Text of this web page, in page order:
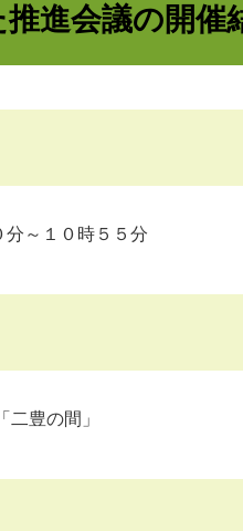
進会議の開催
～１０時５５分
豊の間」